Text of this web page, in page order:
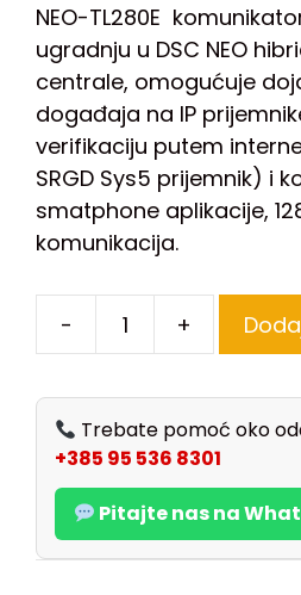
NEO-TL280E
ugradnju u DSC NEO
centrale, omogućuje
događaja na IP
verifikaciju putem
SRGD Sys5 prijemnik) i
smatphone aplikacije,
komunikacija.
- +
Trebate pomoć oko
+385 95 536 8301
Pitajte nas na